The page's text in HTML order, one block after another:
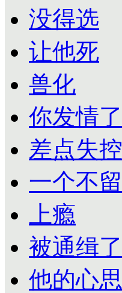
没得选
让他死
兽化
你发情了
差点失控
一个不留
上瘾
被通缉了
他的心思